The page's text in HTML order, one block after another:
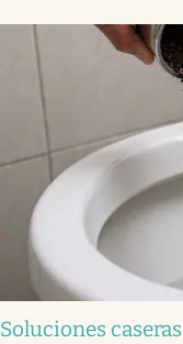
Soluciones caseras